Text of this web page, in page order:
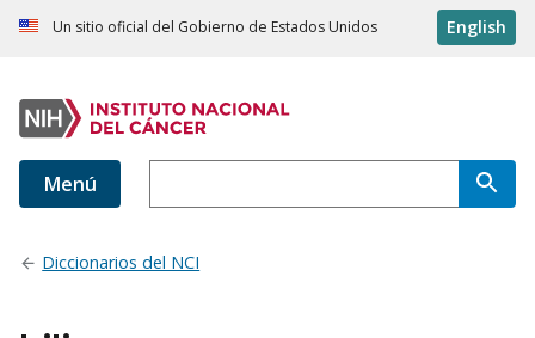
Un sitio oficial del Gobierno de Estados Unidos English
Menú
Diccionarios del NCI